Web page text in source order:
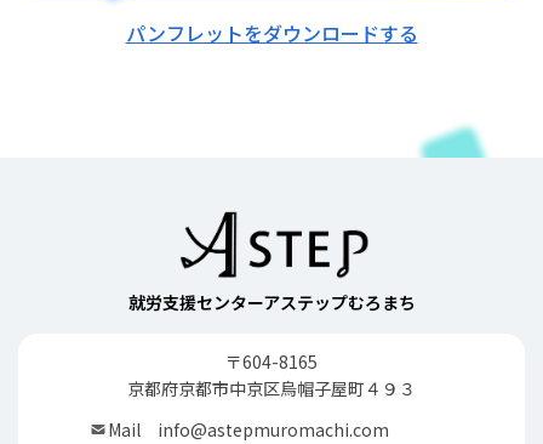
パンフレットをダウンロードする
就労支援センターアステップむろまち
〒604-8165
京都府京都市中京区烏帽子屋町４９３
Mail
info@astepmuromachi.com